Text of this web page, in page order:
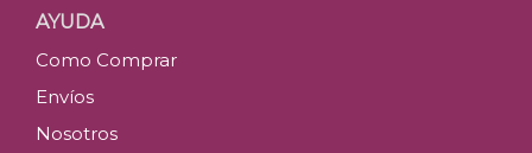
AYUDA
Como Comprar
Envíos
Nosotros